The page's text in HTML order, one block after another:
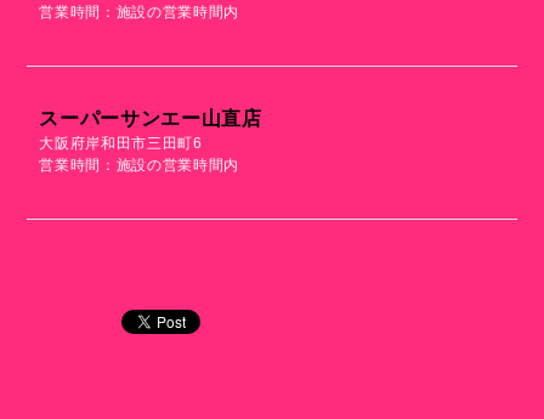
営業時間：施設の営業時間内
スーパーサンエー山直店
大阪府岸和田市三田町6
営業時間：施設の営業時間内